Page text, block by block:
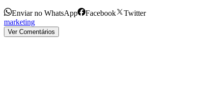
Enviar no WhatsApp Facebook
Twitter
marketing
Ver Comentários